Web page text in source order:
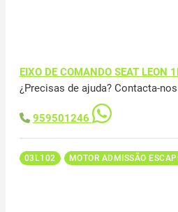
EIXO DE COMANDO SEAT LEON
¿Precisas de ajuda? Contacta-
959501246
03L102 MOTOR ADMISSÃO